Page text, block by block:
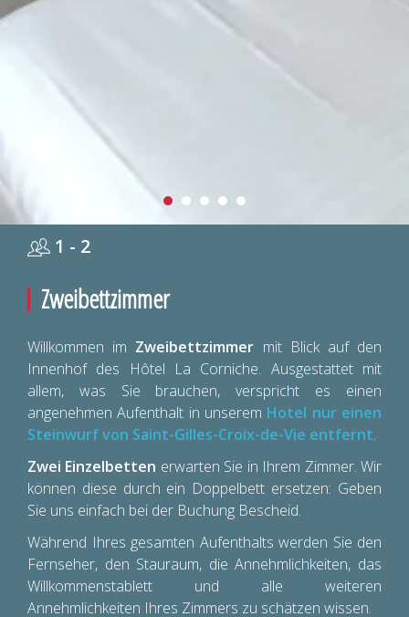
Zweibettzimmer
1 - 2
Willkommen im Zweibettzimmer mit Blick auf den
Innenhof des Hôtel La Corniche. Ausgestattet mit
allem, was Sie brauchen, verspricht es einen
angenehmen Aufenthalt in unserem Hotel nur einen
Steinwurf von Saint-Gilles-Croix-de-Vie entfernt.
Zwei Einzelbetten erwarten Sie in Ihrem Zimmer. Wir
können diese durch ein Doppelbett ersetzen: Geben
Sie uns einfach bei der Buchung Bescheid.
Während Ihres gesamten Aufenthalts werden Sie den
Fernseher, den Stauraum, die Annehmlichkeiten, das
Willkommenstablett und alle weiteren
Annehmlichkeiten Ihres Zimmers zu schätzen wissen.